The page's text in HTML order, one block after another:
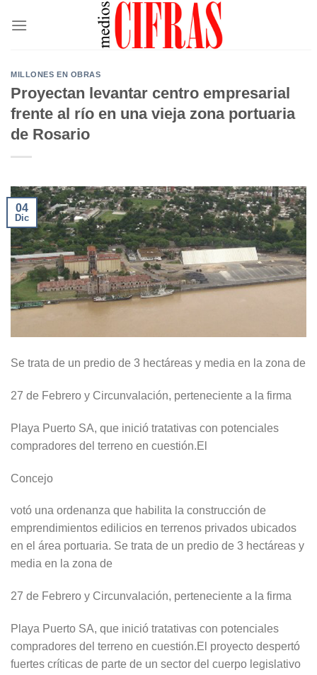
MILLONES EN OBRAS
Proyectan levantar centro empresarial
frente al río en una vieja zona portuaria
de Rosario
04
Dic
Se trata de un predio de 3 hectáreas y media en la zona de
27 de Febrero y Circunvalación, perteneciente a la firma
Playa Puerto SA, que inició tratativas con potenciales
compradores del terreno en cuestión.El
Concejo
votó una ordenanza que habilita la construcción de
emprendimientos edilicios en terrenos privados ubicados
en el área portuaria. Se trata de un predio de 3 hectáreas y
media en la zona de
27 de Febrero y Circunvalación, perteneciente a la firma
Playa Puerto SA, que inició tratativas con potenciales
compradores del terreno en cuestión.El proyecto despertó
fuertes críticas de parte de un sector del cuerpo legislativo